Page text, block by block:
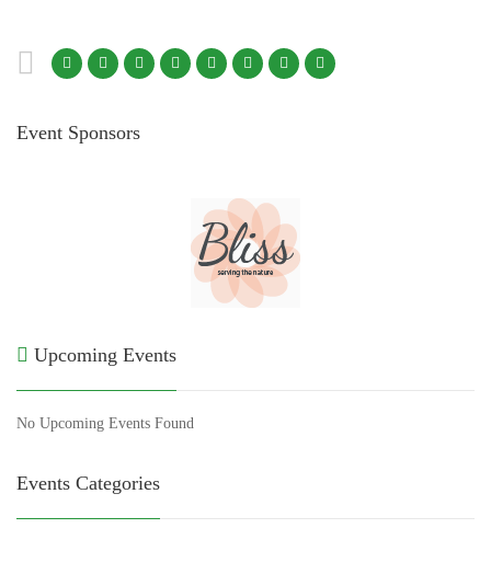
Event Sponsors
Upcoming Events
No Upcoming Events Found
Events Categories